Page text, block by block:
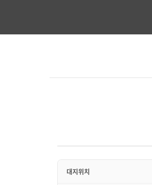
대지위치